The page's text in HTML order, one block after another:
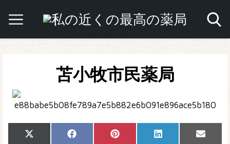
苫小牧市民薬局
Share
X
Share
Facebook Share
Pinterest Share
LinkedIn
Share
Email